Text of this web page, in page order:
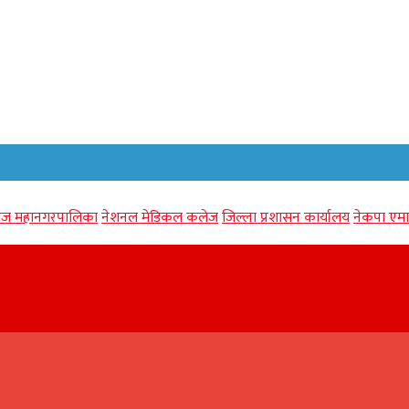
महानगरपालिकानेशनल मेडिकल कलेजजिल्ला प्रशासन कार्यालयनेकपा